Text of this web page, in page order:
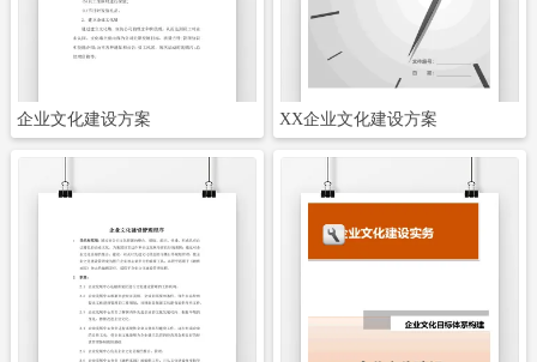
企业文化建设方案 XX企业文化建设方案
立即下载